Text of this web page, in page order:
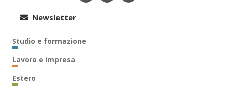
Newsletter
Studio e formazione
Lavoro e impresa
Estero